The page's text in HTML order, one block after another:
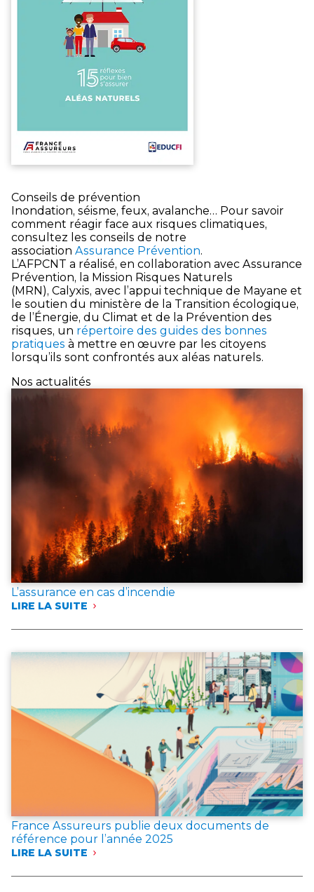
Conseils de prévention
Inondation, séisme, feux, avalanche… Pour savoir
comment réagir face aux risques climatiques,
consultez les conseils de notre
association Assurance Prévention.
L’AFPCNT a réalisé, en collaboration avec Assurance
Prévention, la Mission Risques Naturels
(MRN), Calyxis, avec l’appui technique de Mayane et
le soutien du ministère de la Transition écologique,
de l’Énergie, du Climat et de la Prévention des
risques, un répertoire des guides des bonnes
pratiques à mettre en œuvre par les citoyens
lorsqu’ils sont confrontés aux aléas naturels.
Nos actualités
L’assurance en cas d’incendie
LIRE LA SUITE
:
D’INCENDIE
France Assureurs publie deux documents de
référence pour l’année 2025
LIRE LA SUITE
: